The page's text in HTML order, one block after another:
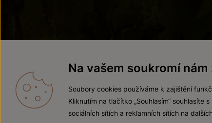
Na vašem soukromí nám
Soubory cookies používáme k zajištění
Kliknutím na tlačítko „Souhlasím“
sociálních sítích a reklamních sítích na